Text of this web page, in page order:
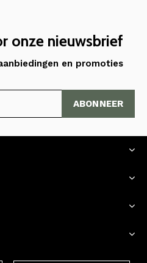
onze nieuwsbrief
en promoties
ABONNEER